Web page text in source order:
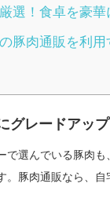
選！食卓を豪
豚肉通販を利用
グレードアップ
で選んでいる豚肉
。豚肉通販なら、